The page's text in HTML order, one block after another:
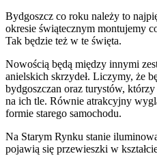
Bydgoszcz co roku należy to
okresie świątecznym montujemy
Tak będzie też w te święta.
Nowością będą między innymi
anielskich skrzydeł. Liczymy, że
bydgoszczan oraz turystów,
na ich tle. Równie atrakcyjny
formie starego samochodu.
Na Starym Rynku stanie
pojawią się przewieszki w